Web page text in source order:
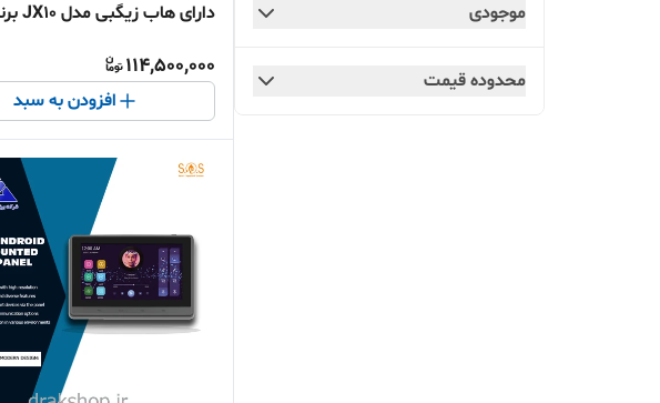
موجودی
محدوده قیمت
دارای هاب زیگبی مدل JX10 برند S.O.S
114,500,000
افزودن به سبد